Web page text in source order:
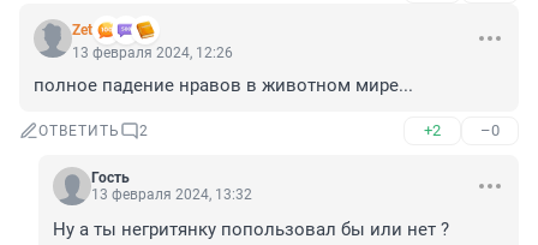
Zet
13 февраля 2024, 12:26
полное падение нравов в животном мире...
ОТВЕТИТЬ 2 +2 –0
Гость
13 февраля 2024, 13:32
Ну а ты негритянку попользовал бы или нет ?